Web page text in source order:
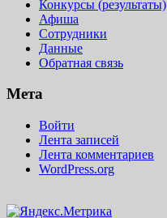
Конкурсы (результаты)
Афиша
Сотрудники
Данные
Обратная связь
Мета
Войти
Лента записей
Лента комментариев
WordPress.org